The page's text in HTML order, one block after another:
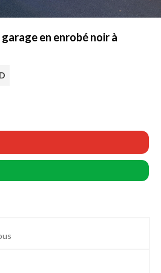
en enrobé noir à